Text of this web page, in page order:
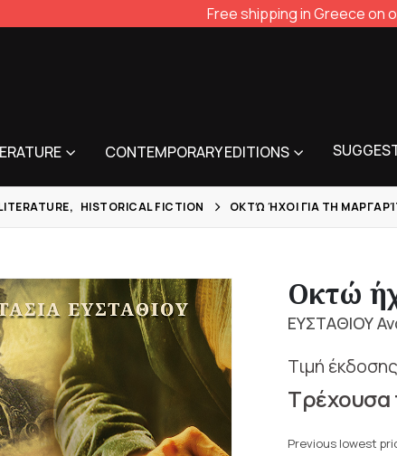
Free shipping in Greece on
CONTEMPORARY EDITIONS
, HISTORICAL FICTION ΟΚΤΏ ΉΧΟΙ ΓΙΑ ΤΗ
Οκτώ
ΕΥΣΤΑΘΙΟΥ
Original
price
was:
price
Previous lowest